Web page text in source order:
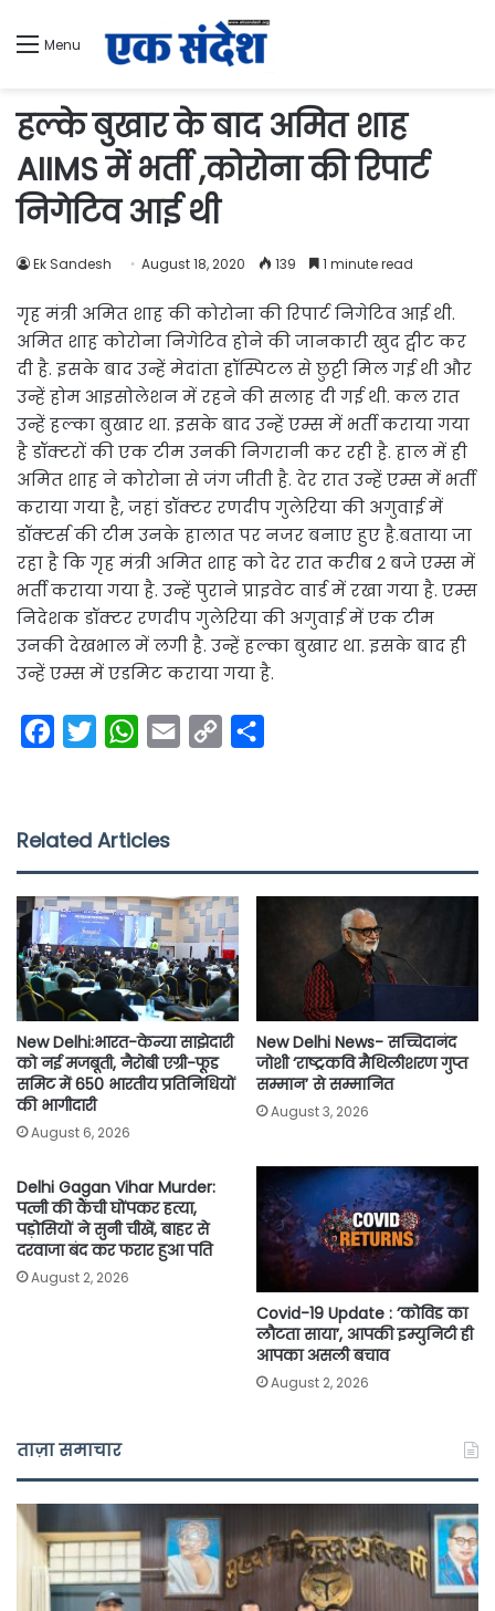
Menu
हल्के बुखार के बाद अमित शाह
AIIMS में भर्ती ,कोरोना की रिपार्ट
निगेटिव आई थी
Ek Sandesh August 18, 2020 139 1 minute read
गृह मंत्री अमित शाह की कोरोना की रिपार्ट निगेटिव आई थी.
अमित शाह कोरोना निगेटिव होने की जानकारी खुद ट्वीट कर
दी है. इसके बाद उन्हें मेदांता हॉस्पिटल से छुट्टी मिल गई थी और
उन्हें होम आइसोलेशन में रहने की सलाह दी गई थी. कल रात
उन्हें हल्का बुखार था. इसके बाद उन्हें एम्स में भर्ती कराया गया
है डॉक्टरों की एक टीम उनकी निगरानी कर रही है. हाल में ही
अमित शाह ने कोरोना से जंग जीती है. देर रात उन्हें एम्स में भर्ती
कराया गया है, जहां डॉक्टर रणदीप गुलेरिया की अगुवाई में
डॉक्टर्स की टीम उनके हालात पर नजर बनाए हुए है.बताया जा
रहा है कि गृह मंत्री अमित शाह को देर रात करीब 2 बजे एम्स में
भर्ती कराया गया है. उन्हें पुराने प्राइवेट वार्ड में रखा गया है. एम्स
निदेशक डॉक्टर रणदीप गुलेरिया की अगुवाई में एक टीम
उनकी देखभाल में लगी है. उन्हें हल्का बुखार था. इसके बाद ही
उन्हें एम्स में एडमिट कराया गया है.
e
o
o
k
t
e
r
W
t
A
p
p
i
n
k
Related Articles
New Delhi:भारत-केन्या साझेदारी
को नई मजबूती, नैरोबी एग्री-फूड
समिट में 650 भारतीय प्रतिनिधियों
की भागीदारी
August 6, 2026
New Delhi News- सच्चिदानंद
जोशी ‘राष्ट्रकवि मैथिलीशरण गुप्त
सम्मान’ से सम्मानित
August 3, 2026
Delhi Gagan Vihar Murder:
पत्नी की कैंची घोंपकर हत्या,
पड़ोसियों ने सुनी चीखें, बाहर से
दरवाजा बंद कर फरार हुआ पति
August 2, 2026
Covid-19 Update : ‘कोविड का
लौटता साया’, आपकी इम्युनिटी ही
आपका असली बचाव
August 2, 2026
ताज़ा समाचार